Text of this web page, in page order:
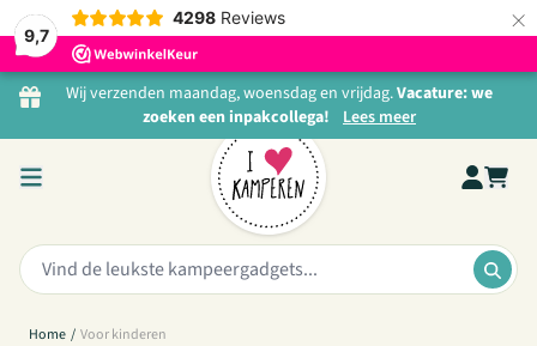
9,7
4298 Reviews ×
Ga naar de inhoud
Wij verzenden maandag, woensdag en vrijdag.Vacature: we
zoeken een inpakcollega! Lees meer
Zoeken:
ZO LEUK VOOR KIDS OP DE CAMPING!
Voor kinderen
Home / Voor kinderen